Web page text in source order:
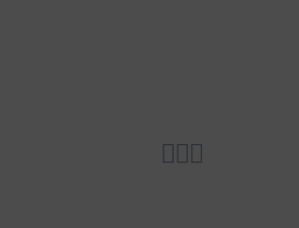
